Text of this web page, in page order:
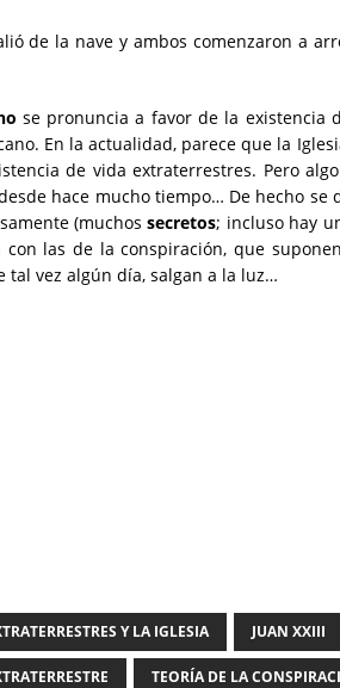
de la nave y ambos comenzaron a
se pronuncia a favor de la existencia
En la actualidad, parece que la
de vida extraterrestres. Pero
hace mucho tiempo… De hecho se
(muchossecretos; incluso hay
las de la conspiración, que
tal vez algún día, salgan a la luz…
Y LA IGLESIA JUAN XXIII
TEORÍA DE LA